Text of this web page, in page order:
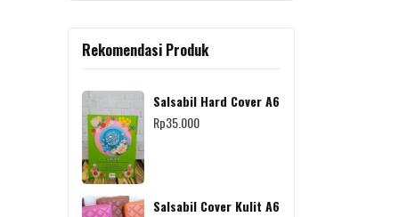
Rekomendasi Produk
Salsabil Hard Cover A6
Rp35.000
Salsabil Cover Kulit A6